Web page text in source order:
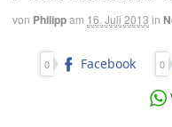
von Philippam 16. Juli 2013 in
0 Facebook 0